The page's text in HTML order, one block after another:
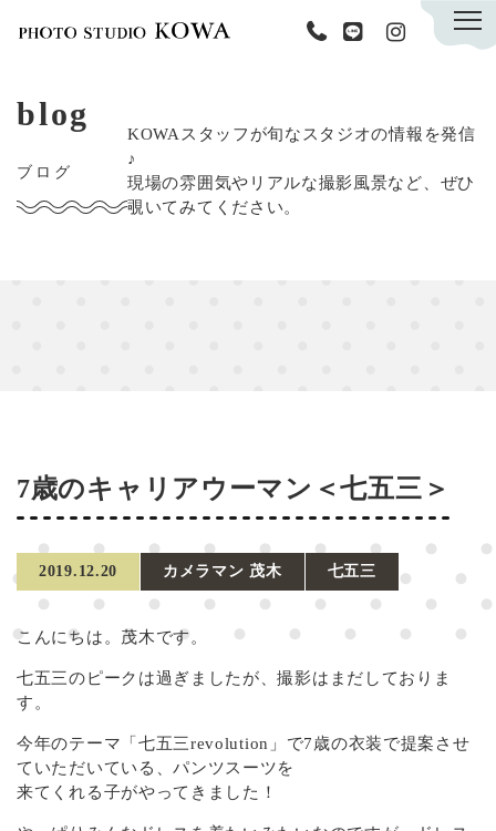
商品紹介
ブログ
営業時間 AM9:00～PM6:30
（定休日：毎週水・木曜日）
03-3681-4529
blog
ブログ
KOWAスタッフが旬なスタジオの情報を発信
♪
現場の雰囲気やリアルな撮影風景など、ぜひ
覗いてみてください。
7歳のキャリアウーマン＜七五三＞
2019.12.20 カメラマン 茂木 七五三
こんにちは。茂木です。
七五三のピークは過ぎましたが、撮影はまだしておりま
す。
今年のテーマ「七五三revolution」で7歳の衣装で提案させ
ていただいている、パンツスーツを
来てくれる子がやってきました！